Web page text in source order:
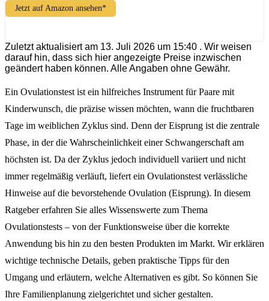
Jetzt auf Amazon ansehen*
Zuletzt aktualisiert am 13. Juli 2026 um 15:40 . Wir weisen
darauf hin, dass sich hier angezeigte Preise inzwischen
geändert haben können. Alle Angaben ohne Gewähr.
Ein Ovulationstest ist ein hilfreiches Instrument für Paare mit
Kinderwunsch, die präzise wissen möchten, wann die fruchtbaren
Tage im weiblichen Zyklus sind. Denn der Eisprung ist die zentrale
Phase, in der die Wahrscheinlichkeit einer Schwangerschaft am
höchsten ist. Da der Zyklus jedoch individuell variiert und nicht
immer regelmäßig verläuft, liefert ein Ovulationstest verlässliche
Hinweise auf die bevorstehende Ovulation (Eisprung). In diesem
Ratgeber erfahren Sie alles Wissenswerte zum Thema
Ovulationstests – von der Funktionsweise über die korrekte
Anwendung bis hin zu den besten Produkten im Markt. Wir erklären
wichtige technische Details, geben praktische Tipps für den
Umgang und erläutern, welche Alternativen es gibt. So können Sie
Ihre Familienplanung zielgerichtet und sicher gestalten.